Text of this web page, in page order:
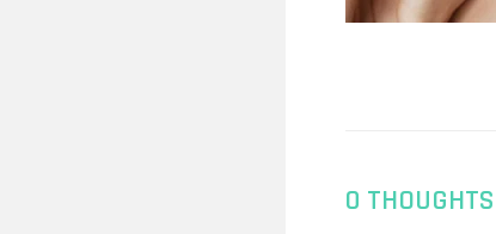
0 THOUGHTS